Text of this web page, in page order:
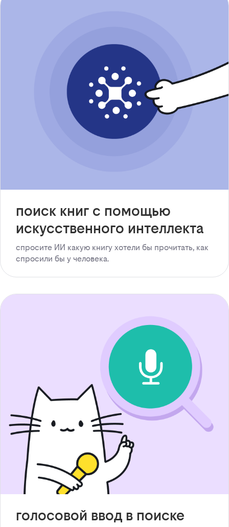
поиск книг с помощью
искусственного интеллекта
спросите ИИ какую книгу хотели бы прочитать, как
спросили бы у человека.
голосовой ввод в поиске